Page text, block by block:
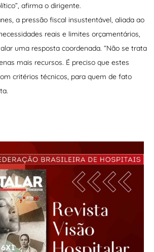
afirma o dirigente.
a pressão fiscal insustentável, aliada ao
reais e limites orçamentários,
uma resposta coordenada. “Não se trata
mais recursos. É preciso que estes
critérios técnicos, para quem de fato